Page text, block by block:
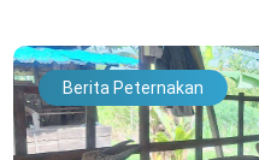
Berita Peternakan